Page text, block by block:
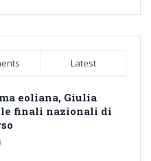
Latest
eoliana, Giulia
finali nazionali di